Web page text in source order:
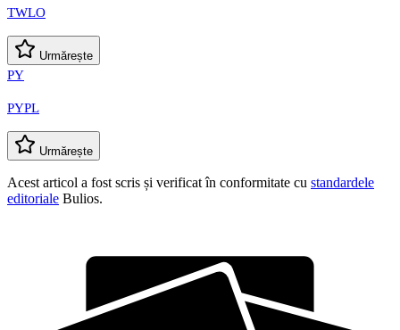
TWLO
Urmărește
PY
PYPL
Urmărește
Acest articol a fost scris și verificat în conformitate cu standardele
editoriale Bulios.